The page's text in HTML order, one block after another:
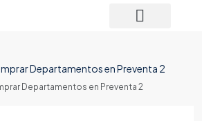
Departamentos en Preventa 2
Departamentos en Preventa 2